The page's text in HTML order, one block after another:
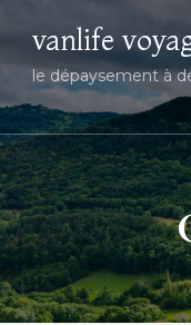
vanlife
le dépaysement à